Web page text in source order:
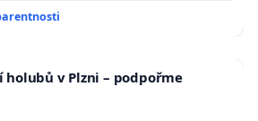
holubů v Plzni – podpořme